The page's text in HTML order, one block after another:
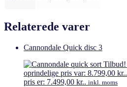
Relaterede varer
Cannondale Quick disc 3
Tilbud!
oprindelige pris var: 8.799,00 kr..
pris er: 7.499,00 kr.. inkl. moms